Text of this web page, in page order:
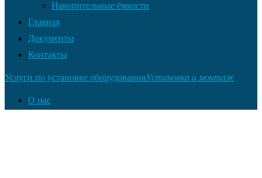
Накопительные ёмкости
Главная
Документы
Контакты
Услуги по установке оборудованияУстановка и монтаж
О нас